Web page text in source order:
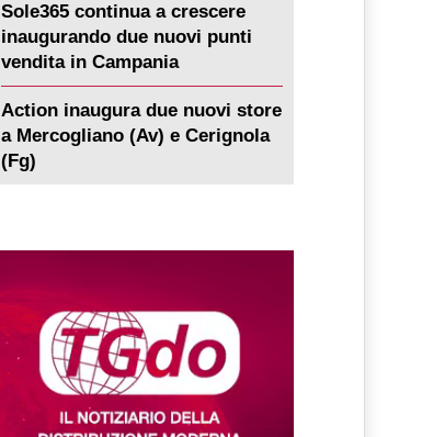
Sole365 continua a crescere
inaugurando due nuovi punti
vendita in Campania
Action inaugura due nuovi store
a Mercogliano (Av) e Cerignola
(Fg)